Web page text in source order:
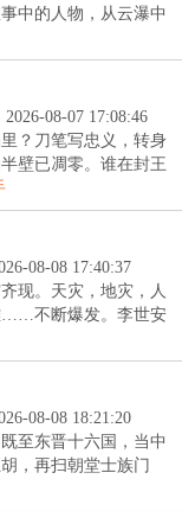
中的人物，从云瀑中
08-07 17:08:46
？刀笔写忠义，转身
壁已凋零。谁在封王
08-08 17:40:37
现。天灾，地灾，人
……不断爆发。李世安
08-08 18:21:20
至东晋十六国，当中
，再扫朝堂士族门